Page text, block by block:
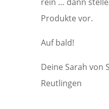
Produkte vor.
Auf bald!
Deine Sarah von
Reutlingen